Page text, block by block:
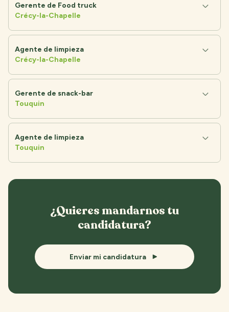
Gerente de Food truck
Crécy-la-Chapelle
Agente de limpieza
Crécy-la-Chapelle
Gerente de snack-bar
Touquin
Agente de limpieza
Touquin
¿Quieres mandarnos tu
candidatura?
Enviar mi candidatura